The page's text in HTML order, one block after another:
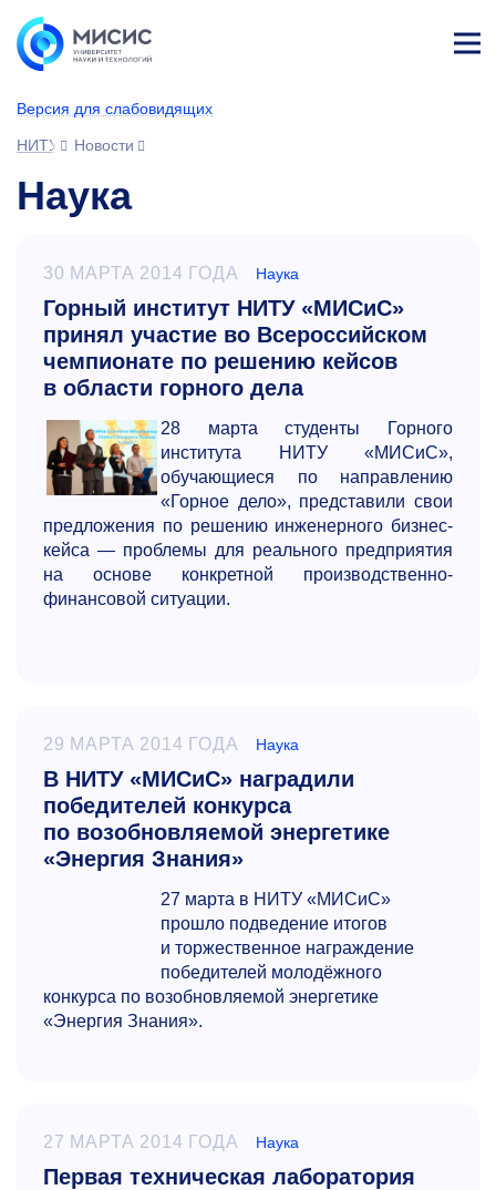
Версия для слабовидящих
НИТУ МИСИС
Новости
Наука
30 МАРТА 2014 ГОДА Наука
Горный институт НИТУ «МИСиС»
принял участие во Всероссийском
чемпионате по решению кейсов
в области горного дела
28 марта студенты Горного
института НИТУ «МИСиС»,
обучающиеся по направлению
«Горное дело», представили свои
предложения по решению инженерного бизнес-
кейса — проблемы для реального предприятия
на основе конкретной производственно-
финансовой ситуации.
29 МАРТА 2014 ГОДА Наука
В НИТУ «МИСиС» наградили
победителей конкурса
по возобновляемой энергетике
«Энергия Знания»
27 марта в НИТУ «МИСиС»
прошло подведение итогов
и торжественное награждение
победителей молодёжного
конкурса по возобновляемой энергетике
«Энергия Знания».
27 МАРТА 2014 ГОДА Наука
Первая техническая лаборатория